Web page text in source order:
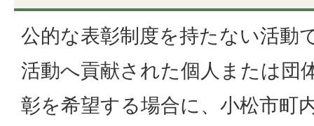
公的な表彰制度を持たない活動
活動へ貢献された個人または団
彰を希望する場合に、小松市町